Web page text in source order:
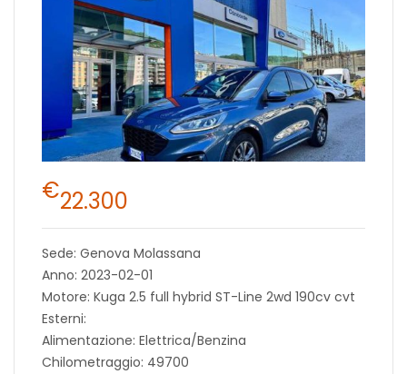
€22.300
Sede: Genova Molassana
Anno: 2023-02-01
Motore: Kuga 2.5 full hybrid ST-Line 2wd 190cv cvt
Esterni:
Alimentazione: Elettrica/Benzina
Chilometraggio: 49700